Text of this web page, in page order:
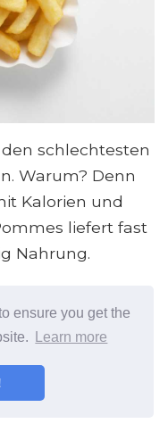
ensure you get the
Learn more
schlechtesten
Warum? Denn
Kalorien und
liefert fast
Nahrung.
die USDA, dass
ofengebackenen
können
gehacktes